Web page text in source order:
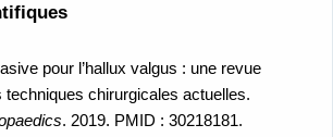
pour l’hallux valgus : une revue
chirurgicales actuelles.
. 2019. PMID : 30218181.